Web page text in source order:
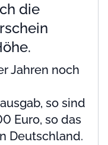
die
Jahren noch
so sind
Euro, so das
Deutschland.